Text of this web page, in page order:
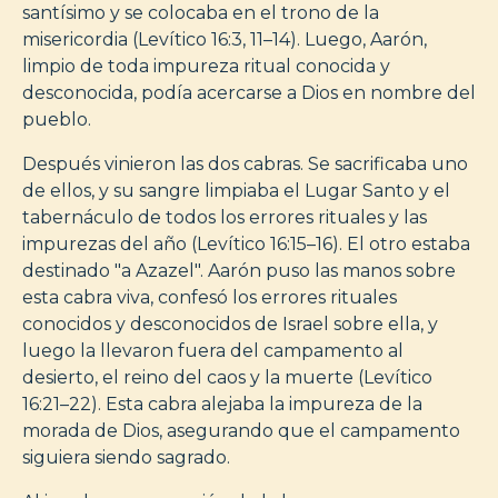
santísimo y se colocaba en el trono de la
misericordia (Levítico 16:3, 11–14). Luego, Aarón,
limpio de toda impureza ritual conocida y
desconocida, podía acercarse a Dios en nombre del
pueblo.
Después vinieron las dos cabras. Se sacrificaba uno
de ellos, y su sangre limpiaba el Lugar Santo y el
tabernáculo de todos los errores rituales y las
impurezas del año (Levítico 16:15–16). El otro estaba
destinado "a Azazel". Aarón puso las manos sobre
esta cabra viva, confesó los errores rituales
conocidos y desconocidos de Israel sobre ella, y
luego la llevaron fuera del campamento al
desierto, el reino del caos y la muerte (Levítico
16:21–22). Esta cabra alejaba la impureza de la
morada de Dios, asegurando que el campamento
siguiera siendo sagrado.